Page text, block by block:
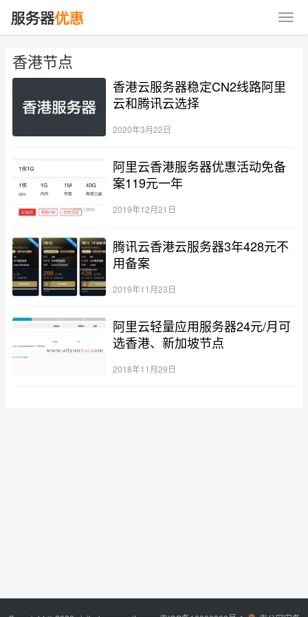
香港节点
香港云服务器稳定CN2线路阿里
云和腾讯云选择
2020年3月22日
阿里云香港服务器优惠活动免备
案119元一年
2019年12月21日
腾讯云香港云服务器3年428元不
用备案
2019年11月23日
阿里云轻量应用服务器24元/月可
选香港、新加坡节点
2018年11月29日